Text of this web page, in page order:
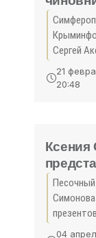
9
Сергей
органы
власти
21
20:48
Симонова
04